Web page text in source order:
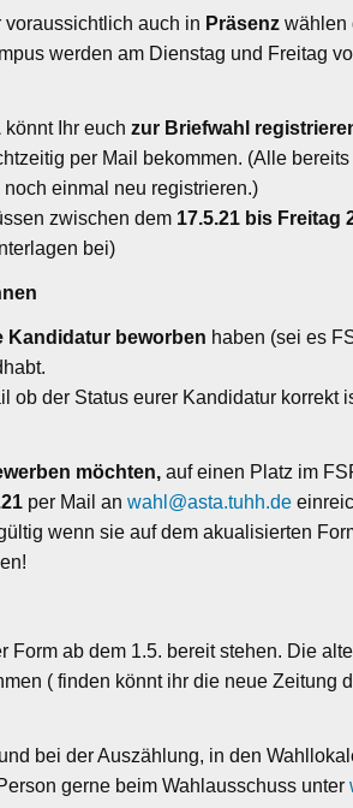
voraussichtlich auch in Präsenzwählen
werden am Dienstag und Freitag
könnt Ihr euchzur Briefwahl
per Mail bekommen. (Alle
einmal neu registrieren.)
zwischen dem 17.5.21 bis Freitag
bei)
Kandidatur beworben haben (sei es
ob der Status eurer Kandidatur korrekt
möchten, auf einen Platz im
per Mail anwahl@asta.tuhh.de
wenn sie auf dem akualisierten
Form ab dem 1.5. bereit stehen. Die
( finden könnt ihr die neue Zeitung
bei der Auszählung, in den
gerne beim Wahlausschuss unter